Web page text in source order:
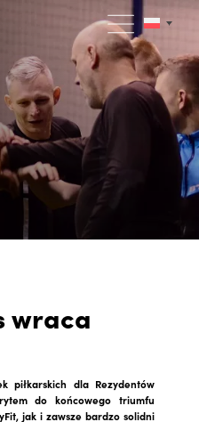
wraca
piłkarskich dla Rezydentów
do końcowego triumfu
jak i zawsze bardzo solidni